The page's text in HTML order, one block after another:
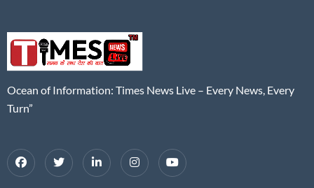
Ocean of Information: Times News Live – Every News, Every
Turn”